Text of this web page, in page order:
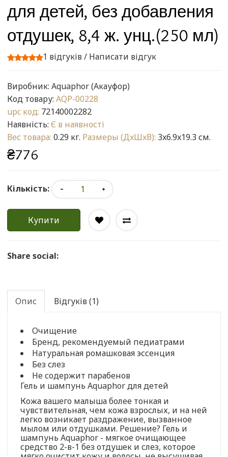
для детей, без добавления
отдушек, 8,4 ж. унц.(250 мл)
1 відгуків/ Написати відгук
Виробник: Aquaphor (Акауфор)
Код товару: AQP-00228
upc код: 72140002282
Наявність: Є в наявності
Вес товара: 0.29 кг. Размеры (ДxШxВ): 3x6.9x19.3 см.
₴776
Кількість:
Купити
Share social:
Опис Відгуків (1)
Очищение
Бренд, рекомендуемый педиатрами
Натуральная ромашковая эссенция
Без слез
Не содержит парабенов
Гель и шампунь Aquaphor для детей
Кожа вашего малыша более тонкая и
чувствительная, чем кожа взрослых, и на ней
легко возникает раздражение, вызванное
мылом или отдушками. Решение? Гель и
шампунь Aquaphor - мягкое очищающее
средство 2-в-1 без отдушек и слез, которое